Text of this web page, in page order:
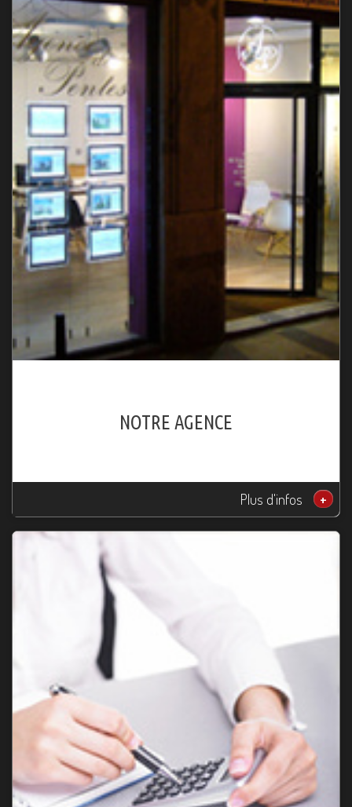
NOTRE AGENCE
Plus d'infos +